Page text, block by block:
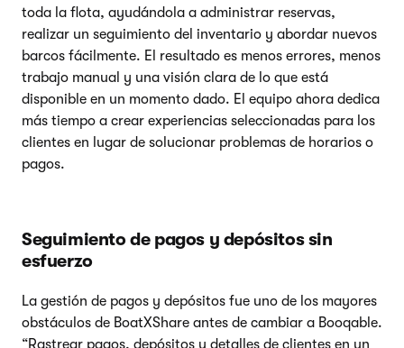
toda la flota, ayudándola a administrar reservas,
realizar un seguimiento del inventario y abordar nuevos
barcos fácilmente. El resultado es menos errores, menos
trabajo manual y una visión clara de lo que está
disponible en un momento dado. El equipo ahora dedica
más tiempo a crear experiencias seleccionadas para los
clientes en lugar de solucionar problemas de horarios o
pagos.
Seguimiento de pagos y depósitos sin
esfuerzo
La gestión de pagos y depósitos fue uno de los mayores
obstáculos de BoatXShare antes de cambiar a Booqable.
“Rastrear pagos, depósitos y detalles de clientes en un